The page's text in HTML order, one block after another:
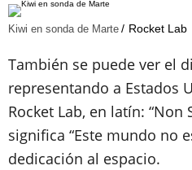
Kiwi en sonda de Marte Rocket Lab
También se puede ver el
representando a Estados
Rocket Lab, en latín: “Non
significa “Este mundo no
dedicación al espacio.